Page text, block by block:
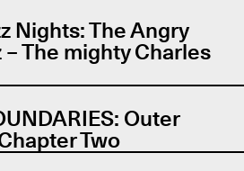
Nights: The Angry
– The mighty Charles
Outer
Two